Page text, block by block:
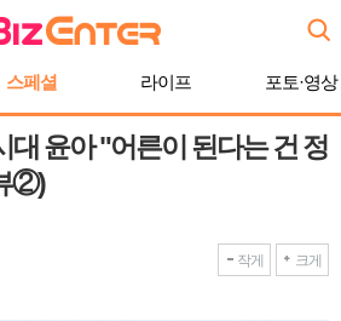
스페셜 라이프 포토·영상
대 윤아 "어른이 된다는 건 정
②)
작게 크게